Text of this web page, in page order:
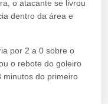
o atacante se livrou
dentro da área e
por 2 a 0 sobre o
o rebote do goleiro
minutos do primeiro